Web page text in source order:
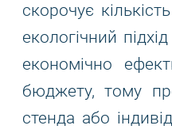
скорочує
екологічний
економічно
бюджету, тому
стенда або